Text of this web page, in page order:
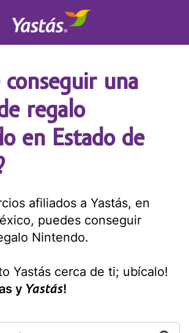
conseguir una
regalo
en Estado de
afiliados a Yastás, en
puedes conseguir
Nintendo.
Yastás cerca de ti; ubícalo!
y Yastás!